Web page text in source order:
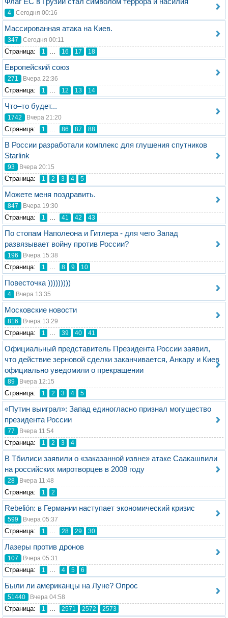
4 Сегодня 00:16
Массированная атака на Киев.
347 Сегодня 00:11
Стрaница: 1 16 17 18
Европейский союз
271 Вчера 22:36
Стрaница: 1 12 13 14
Что–то будет...
1742 Вчера 21:20
Стрaница: 1 86 87 88
В России разработали комплекс для глушения спутников
Starlink
93 Вчера 20:15
Стрaница: 1 2 3 4 5
Можете меня поздравить.
847 Вчера 19:30
Стрaница: 1 41 42 43
По стопам Наполеона и Гитлера - для чего Запад
развязывает войну против России?
196 Вчера 15:38
Стрaница: 1 8 9 10
Повесточка )))))))))
4 Вчера 13:35
Московские новости
816 Вчера 13:29
Стрaница: 1 39 40 41
Официальный представитель Президента России заявил,
что действие зерновой сделки заканчивается, Анкару и Киев
официально уведомили о прекращении
89 Вчера 12:15
Стрaница: 1 2 3 4 5
«Путин выиграл»: Запад единогласно признал могущество
президента России
77 Вчера 11:54
Стрaница: 1 2 3 4
В Тбилиси заявили о «заказанной извне» атаке Саакашвили
на российских миротворцев в 2008 году
28 Вчера 11:48
Стрaница: 1 2
Rebelión: в Германии наступает экономический кризис
599 Вчера 05:37
Стрaница: 1 28 29 30
Лазеры против дронов
107 Вчера 05:31
Стрaница: 1 4 5 6
Были ли американцы на Луне? Опрос
51440 Вчера 04:58
Стрaница: 1 2571 2572 2573